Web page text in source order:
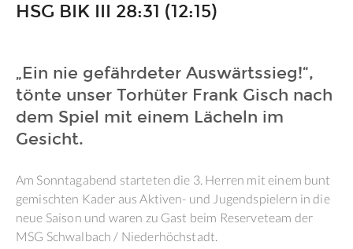
HSG BIK III 28:31 (12:15)
„Ein nie gefährdeter Auswärtssieg!“,
tönte unser Torhüter Frank Gisch nach
dem Spiel mit einem Lächeln im
Gesicht.
Am Sonntagabend starteten die 3. Herren mit einem bunt
gemischten Kader aus Aktiven- und Jugendspielern in die
neue Saison und waren zu Gast beim Reserveteam der
MSG Schwalbach / Niederhöchstadt.